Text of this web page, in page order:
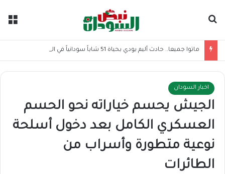
ماتوا جميعا.. حادث أليم يودي بحياة 51 شاباً سودانياً في الخارج
اخبار السودان
الجيش يحسم خياراته نحو الحسم
العسكري الكامل بعد دخول أسلحة
نوعية متطورة وأسراب من
الطائرات